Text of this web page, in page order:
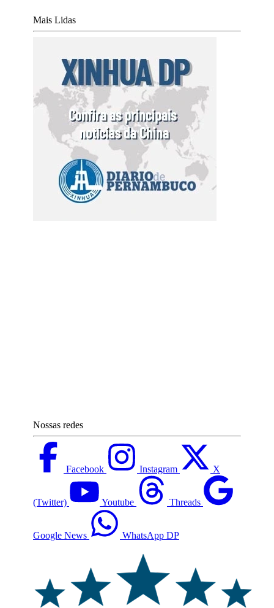
Mais Lidas
Nossas redes
Facebook Instagram X
(Twitter) Youtube Threads
Google News WhatsApp DP